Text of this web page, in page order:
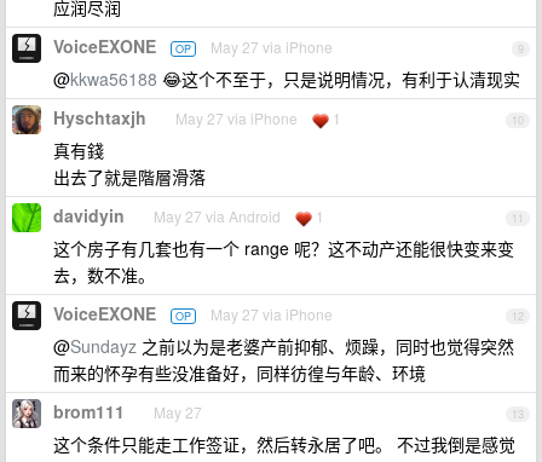
应润尽润
9
VoiceEXONE OP May 27 via iPhone
@kkwa56188 😂这个不至于，只是说明情况，有利于认清现实
10
Hyschtaxjh May 27 via iPhone 1
真有錢
出去了就是階層滑落
11
davidyin May 27 via Android 1
这个房子有几套也有一个 range 呢？这不动产还能很快变来变
去，数不准。
12
VoiceEXONE OP May 27 via iPhone
@Sundayz 之前以为是老婆产前抑郁、烦躁，同时也觉得突然
而来的怀孕有些没准备好，同样彷徨与年龄、环境
13
brom111 May 27
这个条件只能走工作签证，然后转永居了吧。 不过我倒是感觉